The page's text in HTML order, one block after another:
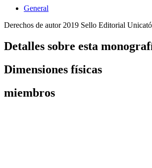
General
Derechos de autor 2019 Sello Editorial
Detalles sobre esta
Dimensiones físicas
miembros